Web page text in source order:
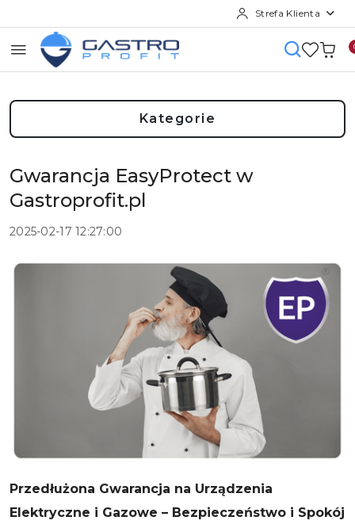
Strefa Klienta
Kategorie
Gwarancja EasyProtect w
Gastroprofit.pl
2025-02-17 12:27:00
Przedłużona Gwarancja na Urządzenia
Elektryczne i Gazowe – Bezpieczeństwo i Spokój